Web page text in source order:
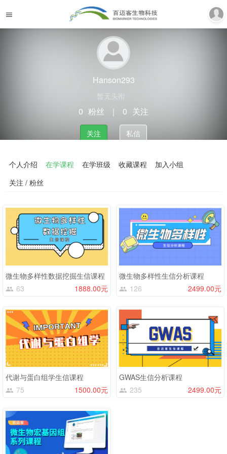
Hanson293
暂无头衔
0 粉丝 ｜ 0 关注
关注 私信
个人介绍 在学课程 在学班级 收藏课程
加入小组
关注 / 粉丝
微生物多样性数据挖掘生信课程
63
1888.00元
微生物多样性生信分析课程
126
2499.00元
代谢与蛋白组学生信课程
75
1500.00元
GWAS生信分析课程
235
2499.00元